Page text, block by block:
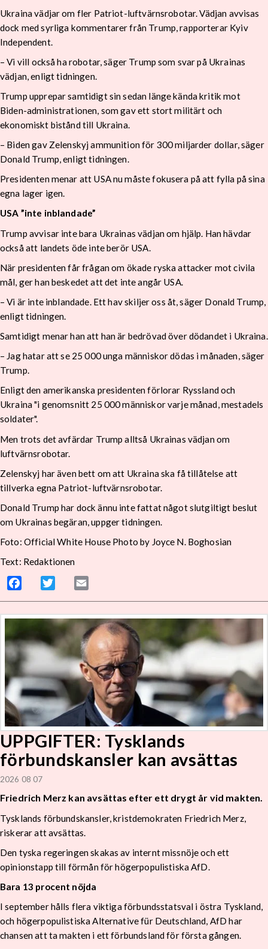
Ukraina vädjar om fler Patriot-luftvärnsrobotar. Vädjan avvisas
dock med syrliga kommentarer från Trump, rapporterar Kyiv
Independent.
– Vi vill också ha robotar, säger Trump som svar på Ukrainas
vädjan, enligt tidningen.
Trump upprepar samtidigt sin sedan länge kända kritik mot
Biden-administrationen, som gav ett stort militärt och
ekonomiskt bistånd till Ukraina.
– Biden gav Zelenskyj ammunition för 300 miljarder dollar, säger
Donald Trump, enligt tidningen.
Presidenten menar att USA nu måste fokusera på att fylla på sina
egna lager igen.
USA ”inte inblandade”
Trump avvisar inte bara Ukrainas vädjan om hjälp. Han hävdar
också att landets öde inte berör USA.
När presidenten får frågan om ökade ryska attacker mot civila
mål, ger han beskedet att det inte angår USA.
– Vi är inte inblandade. Ett hav skiljer oss åt, säger Donald Trump,
enligt tidningen.
Samtidigt menar han att han är bedrövad över dödandet i Ukraina.
– Jag hatar att se 25 000 unga människor dödas i månaden, säger
Trump.
Enligt den amerikanska presidenten förlorar Ryssland och
Ukraina "i genomsnitt 25 000 människor varje månad, mestadels
soldater".
Men trots det avfärdar Trump alltså Ukrainas vädjan om
luftvärnsrobotar.
Zelenskyj har även bett om att Ukraina ska få tillåtelse att
tillverka egna Patriot-luftvärnsrobotar.
Donald Trump har dock ännu inte fattat något slutgiltigt beslut
om Ukrainas begäran, uppger tidningen.
Foto: Official White House Photo by Joyce N. Boghosian
Text: Redaktionen
Facebook Twitter
UPPGIFTER: Tysklands
förbundskansler kan avsättas
2026 08 07
Friedrich Merz kan avsättas efter ett drygt år vid makten.
Tysklands förbundskansler, kristdemokraten Friedrich Merz,
riskerar att avsättas.
Den tyska regeringen skakas av internt missnöje och ett
opinionstapp till förmån för högerpopulistiska AfD.
Bara 13 procent nöjda
I september hålls flera viktiga förbundsstatsval i östra Tyskland,
och högerpopulistiska Alternative für Deutschland, AfD har
chansen att ta makten i ett förbundsland för första gången.